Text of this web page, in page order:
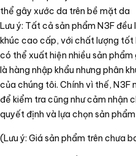
thể gây xước da trên bề mặt da
Lưu ý: Tất cả sản phẩm N3F
khúc cao cấp, với chất lượng tốt
có thể xuất hiện nhiều sản
là hàng nhập khẩu nhưng phân
của chúng tôi. Chính vì thế, N3F
để kiểm tra cũng như cảm nhận
quyết định và lựa chọn sản
(Lưu ý: Giá sản phẩm trên chưa